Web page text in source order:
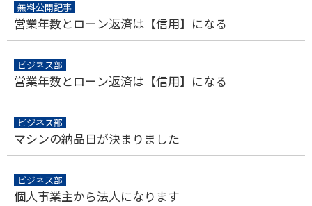
無料公開記事
営業年数とローン返済は【信用】になる
ビジネス部
営業年数とローン返済は【信用】になる
ビジネス部
マシンの納品日が決まりました
ビジネス部
個人事業主から法人になります